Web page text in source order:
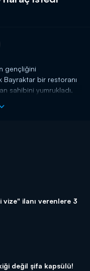
gençliğini
Bayraktar bir restoranı
sahibini yumrukladı.
D'de!
vize" ilanı verenlere 3
değil şifa kapsülü!